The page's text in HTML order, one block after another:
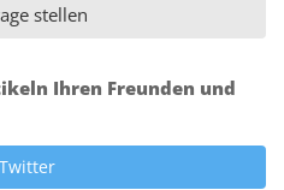
stellen
Ihren Freunden und